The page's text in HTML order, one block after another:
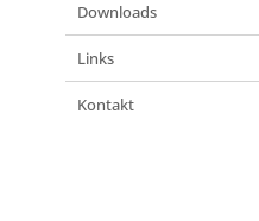
Downloads
Links
Kontakt